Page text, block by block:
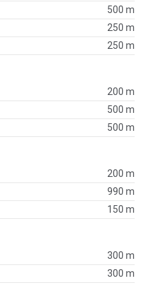
500 m
250 m
250 m
200 m
500 m
500 m
200 m
990 m
150 m
300 m
300 m